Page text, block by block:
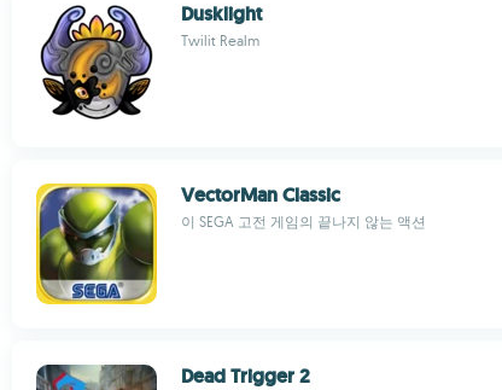
Dusklight
Twilit Realm
VectorMan Classic
이 SEGA 고전 게임의 끝나지 않는 액션
Dead Trigger 2